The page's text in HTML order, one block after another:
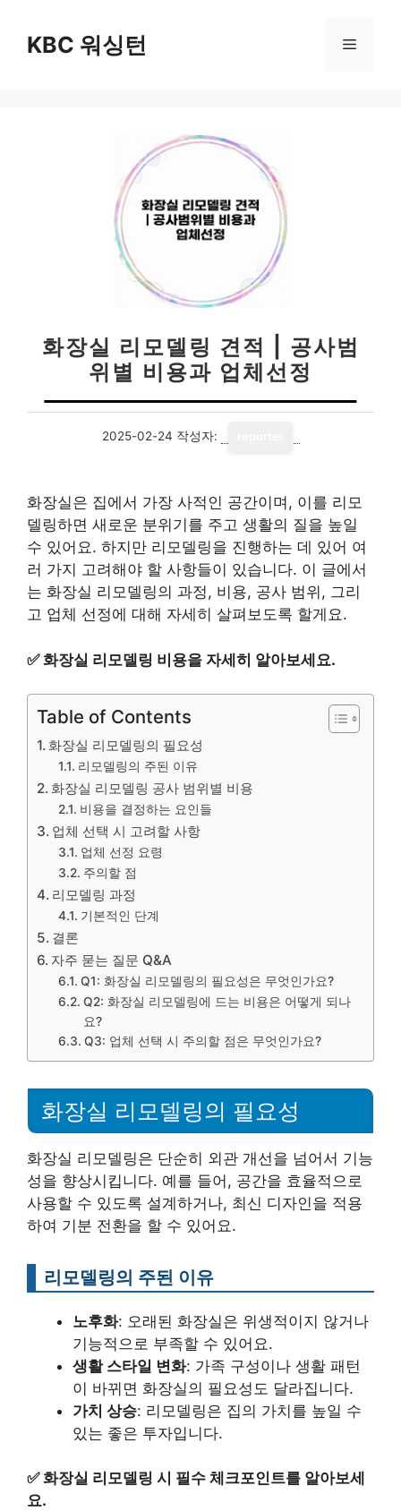
KBC 워싱턴 메
화장실 리모델링 견적 | 공사범
위별 비용과 업체선정
2025-02-24 작성자:
화장실은 집에서 가장 사적인 공간이며, 이를 리모
델링하면 새로운 분위기를 주고 생활의 질을 높일
수 있어요. 하지만 리모델링을 진행하는 데 있어 여
러 가지 고려해야 할 사항들이 있습니다. 이 글에서
는 화장실 리모델링의 과정, 비용, 공사 범위, 그리
고 업체 선정에 대해 자세히 살펴보도록 할게요.
✅화장실 리모델링 비용을 자세히 알아보세요.
Table of Contents
화장실 리모델링의 필요성
리모델링의 주된 이유
화장실 리모델링 공사 범위별 비용
비용을 결정하는 요인들
업체 선택 시 고려할 사항
업체 선정 요령
주의할 점
리모델링 과정
기본적인 단계
결론
자주 묻는 질문 Q&A
Q1: 화장실 리모델링의 필요성은 무엇인가요?
Q2: 화장실 리모델링에 드는 비용은 어떻게 되나
요?
Q3: 업체 선택 시 주의할 점은 무엇인가요?
화장실 리모델링의 필요성
화장실 리모델링은 단순히 외관 개선을 넘어서 기능
성을 향상시킵니다. 예를 들어, 공간을 효율적으로
사용할 수 있도록 설계하거나, 최신 디자인을 적용
하여 기분 전환을 할 수 있어요.
리모델링의 주된 이유
노후화: 오래된 화장실은 위생적이지 않거나
기능적으로 부족할 수 있어요.
생활 스타일 변화: 가족 구성이나 생활 패턴
이 바뀌면 화장실의 필요성도 달라집니다.
가치 상승: 리모델링은 집의 가치를 높일 수
있는 좋은 투자입니다.
✅화장실 리모델링 시 필수 체크포인트를 알아보세
요.